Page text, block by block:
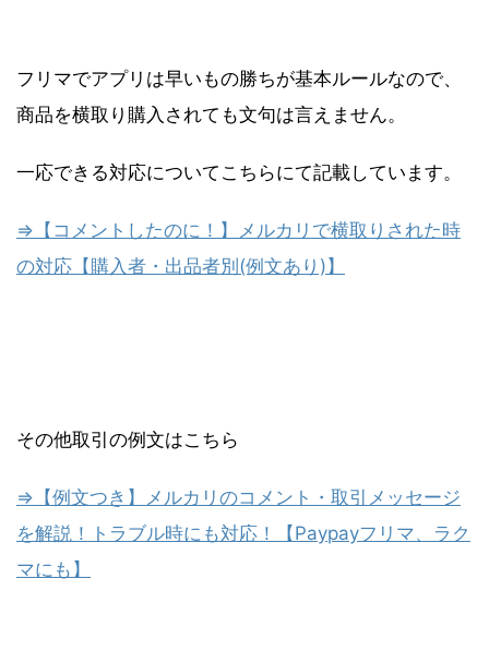
フリマでアプリは早いもの勝ちが基本ルールなので、
商品を横取り購入されても文句は言えません。
一応できる対応についてこちらにて記載しています。
⇒【コメントしたのに！】メルカリで横取りされた時
の対応【購入者・出品者別(例文あり)】
その他取引の例文はこちら
⇒【例文つき】メルカリのコメント・取引メッセージ
を解説！トラブル時にも対応！【Paypayフリマ、ラク
マにも】